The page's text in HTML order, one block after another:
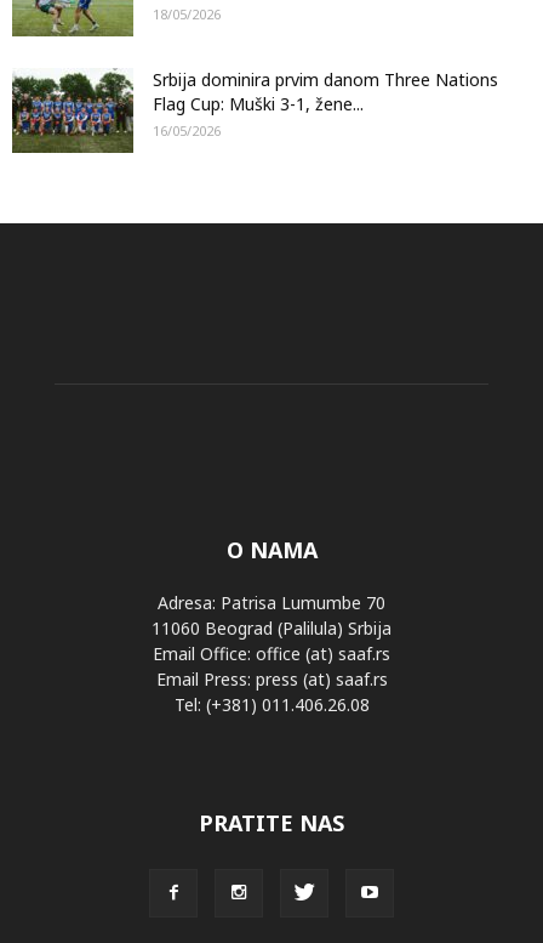
18/05/2026
Srbija dominira prvim danom Three Nations
Flag Cup: Muški 3-1, žene...
16/05/2026
O NAMA
Adresa: Patrisa Lumumbe 70
11060 Beograd (Palilula) Srbija
Email Office: office (at) saaf.rs
Email Press: press (at) saaf.rs
Tel: (+381) 011.406.26.08
PRATITE NAS